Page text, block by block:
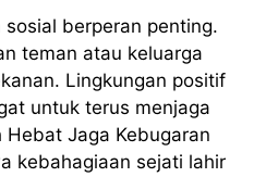
berperan penting.
teman atau keluarga
Lingkungan positif
untuk terus menjaga
Jaga Kebugaran
kebahagiaan sejati lahir